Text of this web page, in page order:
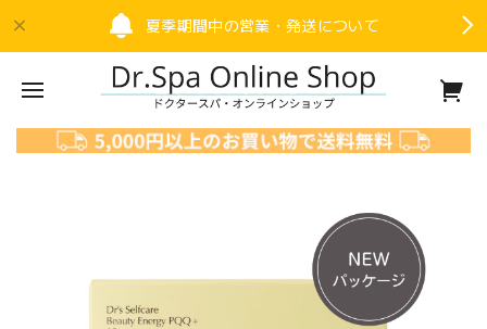
夏季期間中の営業・発送について